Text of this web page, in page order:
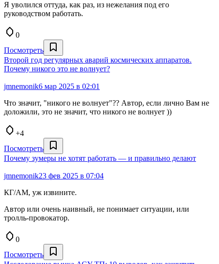
Я уволился оттуда, как раз, из нежелания под его
руководством работать.
0
Посмотреть
Второй год регулярных аварий космических аппаратов.
Почему никого это не волнует?
jmnemonik6 мар 2025 в 02:01
Что значит, "никого не волнует"?? Автор, если лично Вам не
доложили, это не значит, что никого не волнует ))
+4
Посмотреть
Почему зумеры не хотят работать — и правильно делают
jmnemonik23 фев 2025 в 07:04
КГ/АМ, уж извините.
Автор или очень наивный, не понимает ситуации, или
тролль-провокатор.
0
Посмотреть